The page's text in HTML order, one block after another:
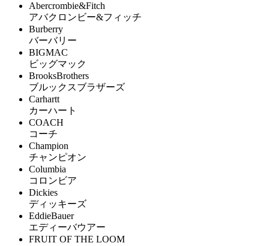
Abercrombie&Fitch
アバクロンビー&フィッチ
Burberry
バーバリー
BIGMAC
ビッグマック
BrooksBrothers
ブルックスブラザーズ
Carhartt
カーハート
COACH
コーチ
Champion
チャンピオン
Columbia
コロンビア
Dickies
ディッキーズ
EddieBauer
エディーバウアー
FRUIT OF THE LOOM